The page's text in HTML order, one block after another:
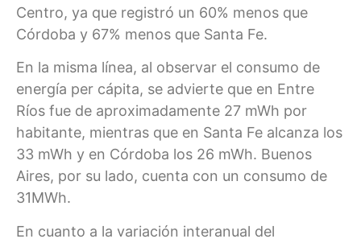
Centro, ya que registró un 60% menos que
Córdoba y 67% menos que Santa Fe.
En la misma línea, al observar el consumo de
energía per cápita, se advierte que en Entre
Ríos fue de aproximadamente 27 mWh por
habitante, mientras que en Santa Fe alcanza los
33 mWh y en Córdoba los 26 mWh. Buenos
Aires, por su lado, cuenta con un consumo de
31MWh.
En cuanto a la variación interanual del